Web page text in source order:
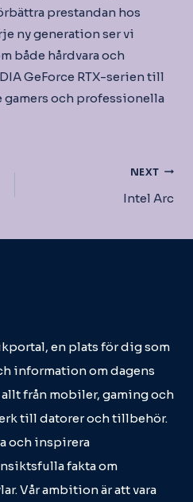
prestandan hos
ny generation ser vi
både hårdvara och
GeForce RTX-serien till
och professionella
NEXT
Intel Arc
en plats för dig som
information om dagens
från mobiler, gaming och
till datorer och tillbehör.
och inspirera
fakta om
Vår ambition är att vara